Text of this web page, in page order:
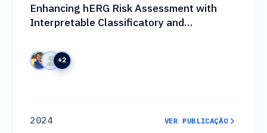
Enhancing hERG Risk Assessment with
Interpretable Classificatory and
+2
2024
VER PUBLICAÇÃO
VER PUBLICAÇÃO